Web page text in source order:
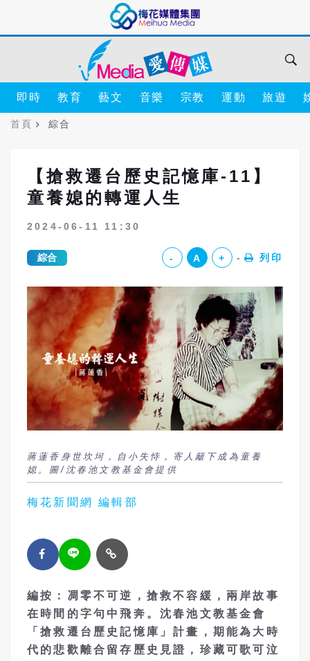
即時 教育 藝文 音樂 宗教 運動 旅遊
首頁 綜合
【搶救遷台歷史記憶庫-11】
童養媳的轉運人生
2024-06-11 11:30
綜合 - A + 列印
蔣蓮香身世坎坷，自小失恃，寄人籬下成為童養
媳。圖/沈春池文教基金會提供
梅花新聞網 編輯部
編按：凋零不可逆，搶救不容緩，兩岸故事
在時間的字句中飛奔。沈春池文教基金會
「搶救遷台歷史記憶庫」計畫，期能為大時
代的悲歡離合留存歷史見證，珍藏可歌可泣